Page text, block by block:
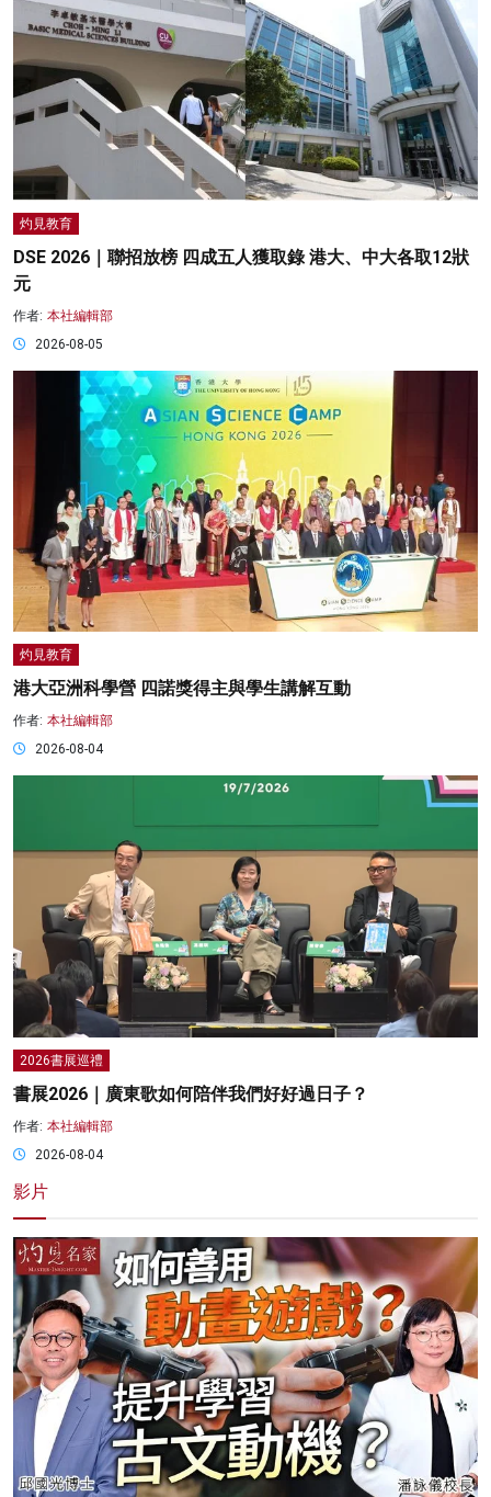
灼見教育
DSE 2026｜聯招放榜 四成五人獲取錄 港大、中大各取12狀
元
作者: 本社編輯部
2026-08-05
灼見教育
港大亞洲科學營 四諾獎得主與學生講解互動
作者: 本社編輯部
2026-08-04
2026書展巡禮
書展2026｜廣東歌如何陪伴我們好好過日子？
作者: 本社編輯部
2026-08-04
影片